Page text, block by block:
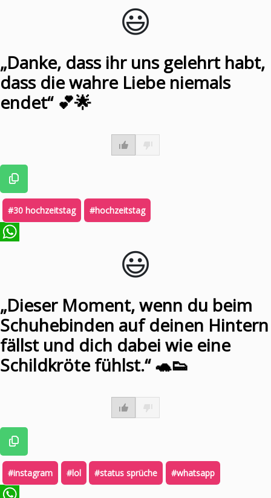
😃️
„Danke, dass ihr uns gelehrt habt,
dass die wahre Liebe niemals
endet“ 💕🌟
#30 hochzeitstag #hochzeitstag
😃️
„Dieser Moment, wenn du beim
Schuhebinden auf deinen Hintern
fällst und dich dabei wie eine
Schildkröte fühlst.“ 🐢👟
#instagram #lol #status sprüche #whatsapp